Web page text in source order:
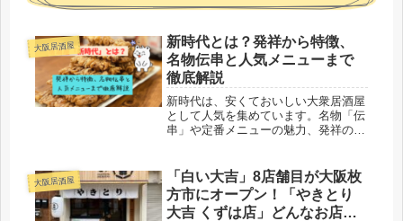
大阪居酒屋
新時代とは？発祥から特徴、
名物伝串と人気メニューまで
徹底解説
新時代は、安くておいしい大衆居酒屋
として人気を集めています。名物「伝
串」や定番メニューの魅力、発祥の背
誰でも気軽に楽しめる居酒屋です。
大阪居酒屋
「白い大吉」8店舗目が大阪枚
方市にオープン！「やきとり
大吉 くずは店」どんなお店？